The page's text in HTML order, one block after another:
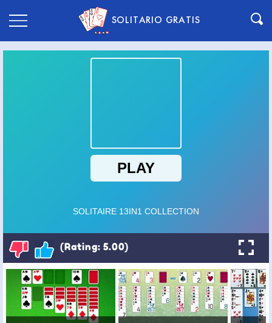
SOLITARIO GRATIS
(Rating: 5.00)